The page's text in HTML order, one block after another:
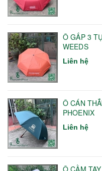
Ô GẤP 3
WEEDS
Liên hệ
Ô CÁN
PHOENIX
Liên hệ